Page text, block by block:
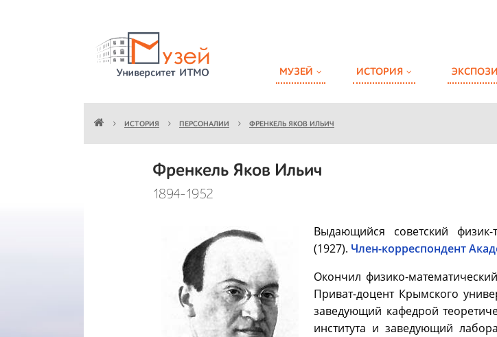
МУЗЕЙ ИСТОРИЯ
ИСТОРИЯ ПЕРСОНАЛИИ ФРЕНКЕЛЬ ЯКОВ ИЛЬИЧ
Френкель Яков Ильич
1894-1952
Выдающийся советский физик-
(1927). Член-корреспондент
Окончил физико-
Приват-доцент Крымского
заведующий кафедрой
института и заведующий